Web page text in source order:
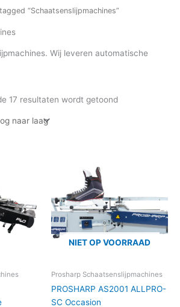
“Schaatsenslijpmachines”
Wij leveren automatische
17 resultaten wordt getoond
NIET OP VOORRAAD
Prosharp Schaatsenslijpmachines
PROSHARP AS2001 ALLPRO-
SC Occasion